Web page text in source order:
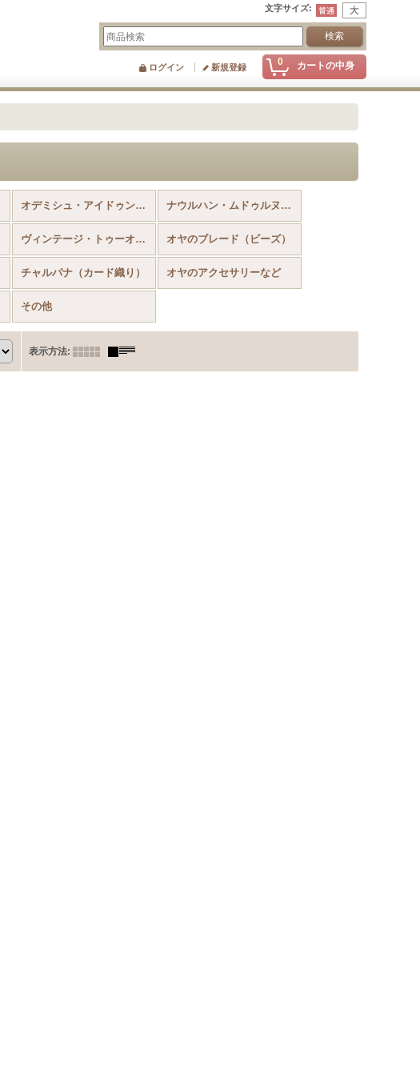
文字サイズ:
0 カートの中身
ログイン 新規登録
オデミシュ・アイドゥンのヴィンテージのイーネオヤ ナウルハン・ムドゥルヌのヴィンテージのイーネオヤ
ヴィンテージ・トゥーオヤスカーフ オヤのブレード（ビーズ）
チャルパナ（カード織り） オヤのアクセサリーなど
その他
表示方法: